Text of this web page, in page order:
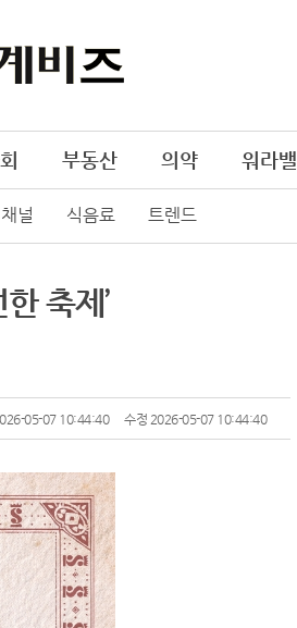
채널 식음료 트렌드
부동산 의약 워라밸
축제’
05-07 10:44:40 수정 2026-05-07 10:44:40